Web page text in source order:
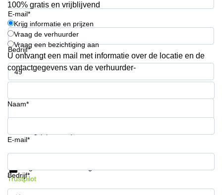
Coworking
space
Zwolle
Coworking
Haarlem
Kantoor
Huren
Hengelo
Nijmegen
E-mail*
Bedrijf*
Telefoonnummer*
100% gratis en vrijblijvend
Krijg informatie en prijzen
Vraag de verhuurder
Vraag een bezichtiging aan
U ontvangt een mail met informatie over de locatie en de
contactgegevens van de verhuurder-
Naam*
E-mail*
Bedrijf*
Krijg informatie en prijzen
Trustpilot